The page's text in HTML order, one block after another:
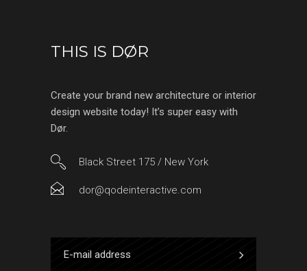
THIS IS DØR
Create your brand new architecture or interior
design website today! It’s super easy with
Dør.
Black Street 175 / New York
dor@qodeinteractive.com